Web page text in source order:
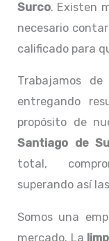
Surco. Existen
necesario
calificado para
Trabajamos
entregando
propósito de
Santiago de
total,
superando así
Somos una
mercado. La